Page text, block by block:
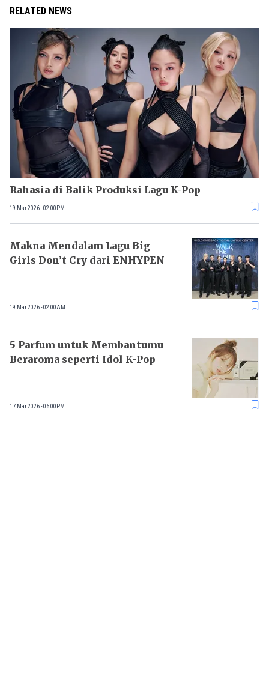
RELATED NEWS
Rahasia di Balik Produksi Lagu K-Pop
19 Mar 2026 - 02:00PM
Makna Mendalam Lagu Big
Girls Don’t Cry dari ENHYPEN
19 Mar 2026 - 02:00AM
5 Parfum untuk Membantumu
Beraroma seperti Idol K-Pop
17 Mar 2026 - 06:00PM